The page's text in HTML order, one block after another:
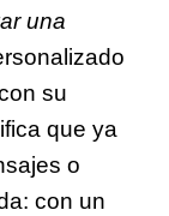
una
su
que ya
o
con un